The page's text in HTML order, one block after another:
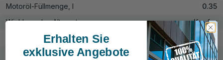
Motoröl-Füllmenge, l
0.35
Wicklung des Alternators
Kupfer
Schutzklasse
IP23M
Ausrüstung
Generator, Garantiekarte,
Erhalten Sie
exklusive Angebote